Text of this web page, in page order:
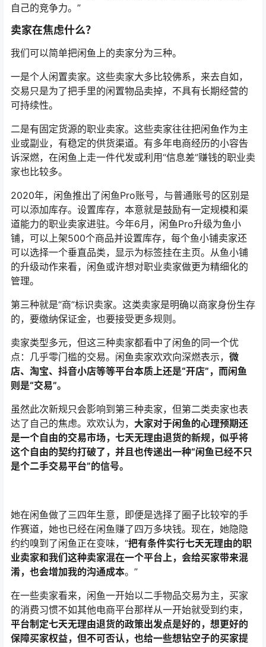
自己的竞争力。”
卖家在焦虑什么？
我们可以简单把闲鱼上的卖家分为三种。
一是个人闲置卖家。这些卖家大多比较佛系，来去自如，
交易只是为了把手里的闲置物品卖掉，不具有长期经营的
可持续性。
二是有固定货源的职业卖家。这些卖家往往把闲鱼作为主
业或副业，有稳定的供货渠道。有多年电商经历的小容告
诉深燃，在闲鱼上走一件代发或利用“信息差”赚钱的职业卖
家也比较多。
2020年，闲鱼推出了闲鱼Pro账号，与普通账号的区别是
可以添加库存。设置库存，本意就是鼓励有一定规模和渠
道能力的职业卖家进驻。今年6月，闲鱼Pro升级为鱼小
铺，可以上架500个商品并设置库存，每个鱼小铺卖家还
可以选择一个垂直品类，显示为标签挂在主页。从鱼小铺
的升级动作来看，闲鱼或许想对职业卖家做更为精细化的
管理。
第三种就是“商”标识卖家。这类卖家是明确以商家身份生存
的，要缴纳保证金，也要接受更多规则。
卖家类型多元，但这三种卖家都看中了闲鱼的同一个优
点：几乎零门槛的交易。闲鱼卖家欢欢向深燃表示， 微
店、淘宝、抖音小店等等平台本质上还是“开店”，而闲鱼
则是“交易”。
虽然此次新规只会影响到第三种卖家，但第二类卖家也表
达了自己的焦虑。欢欢认为， 大家对于闲鱼的心理预期还
是一个自由的交易市场，七天无理由退货的新规，似乎将
这个自由的契约打破了，并且也传递出一种“闲鱼已经不只
是个二手交易平台”的信号。
她在闲鱼做了三四年生意，即便是选择了圈子比较窄的手
作赛道，她也已经在闲鱼赚了四万多块钱。现在，她隐隐
约约嗅到了闲鱼正在变味，“把有条件实行七天无理由的职
业卖家和我们这种卖家混在一个平台上，会给买家带来混
淆，也会增加我的沟通成本。”
在一些卖家看来，闲鱼一开始以二手物品交易为主，买家
的消费习惯不如其他电商平台那样从一开始就受到约束，
平台制定七天无理由退货的政策出发点是好的，想更好的
保障买家权益，但不可否认，也给一些想钻空子的买家提